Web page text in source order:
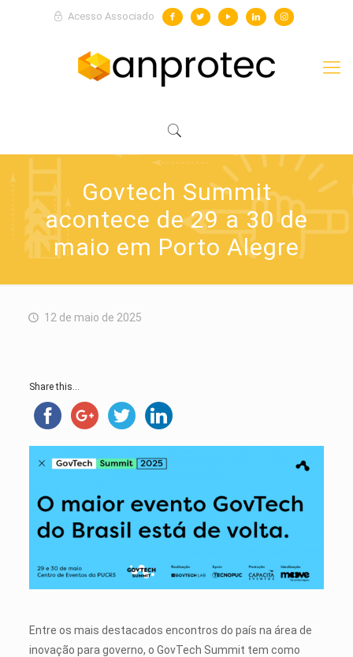
Acesso Associado
Govtech Summit
acontece de 29 a 30 de
maio em Porto Alegre
12 de maio de 2025
Share this...
Entre os mais destacados encontros do país na área de
inovação para governo, o GovTech Summit tem como